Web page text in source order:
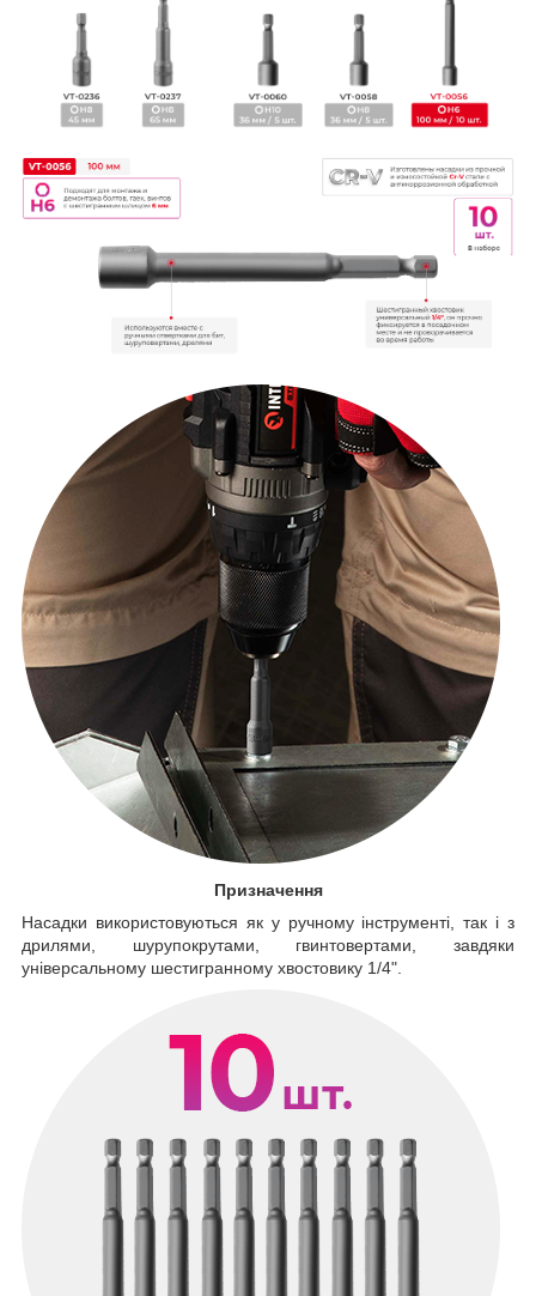
Призначення
Насадки використовуються як у ручному інструменті, так і з
дрилями, шурупокрутами, гвинтовертами, завдяки
універсальному шестигранному хвостовику 1/4".